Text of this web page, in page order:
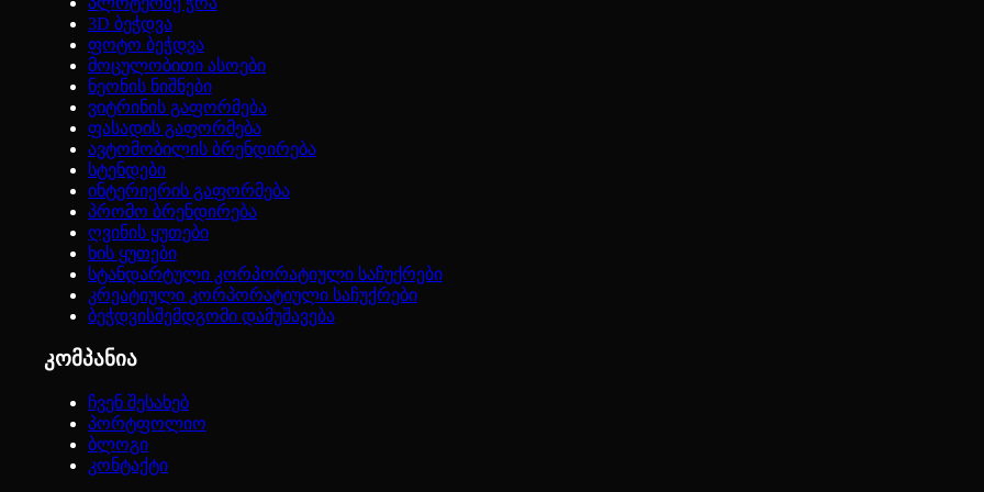
3D ბეჭდვა
ფოტო ბეჭდვა
მოცულობითი ასოები
ნეონის ნიშნები
ვიტრინის გაფორმება
ფასადის გაფორმება
ავტომობილის ბრენდირება
სტენდები
ინტერიერის გაფორმება
პრომო ბრენდირება
ღვინის ყუთები
ხის ყუთები
სტანდარტული კორპორატიული საჩუქრები
კრეატიული კორპორატიული საჩუქრები
ბეჭდვისშემდგომი დამუშავება
კომპანია
ჩვენ შესახებ
პორტფოლიო
ბლოგი
კონტაქტი